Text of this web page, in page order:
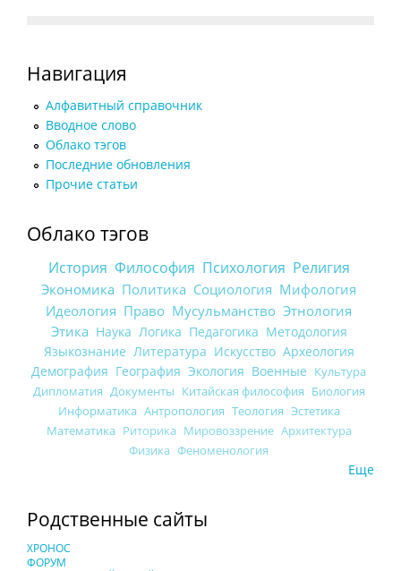
Навигация
Алфавитный справочник
Вводное слово
Облако тэгов
Последние обновления
Прочие статьи
Облако тэгов
История Философия Психология Религия
Экономика Политика Социология Мифология
Идеология Право Мусульманство Этнология
Этика Наука Логика Педагогика Методология
Языкознание Литература Искусство Археология
Демография География Экология Военные Культура
Дипломатия Документы Китайская философия Биология
Информатика Антропология Теология Эстетика
Математика Риторика Мировоззрение Архитектура
Физика Феноменология
Еще
Родственные сайты
ХРОНОС
ФОРУМ